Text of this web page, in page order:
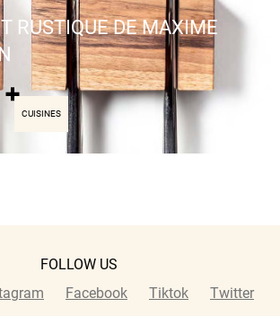
CUISINES
RUSTIQUE DE MAXIME
FOLLOW US
Facebook Tiktok Twitter